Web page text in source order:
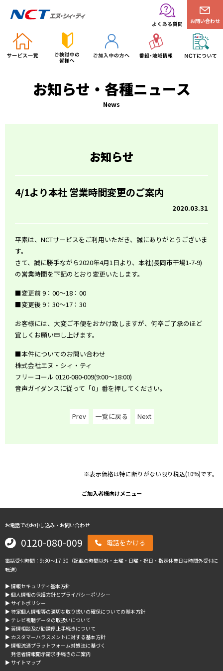
お問い合わせ
お知らせ・各種ニュース
News
お知らせ
4/1より本社 営業時間変更のご案内
2020.03.31
平素は、NCTサービスをご利用いただき、誠にありがとうございま
す。
さて、誠に勝手ながら2020年4月1日より、本社(長岡市干場1-7-9)
の営業時間を下記のとおり変更いたします。
■変更前 9：00～18：00
■変更後 9：30～17：30
お客様には、大変ご不便をおかけ致しますが、何卒ご了承のほど
宜しくお願い申し上げます。
■本件についてのお問い合わせ
株式会社エヌ・シィ・ティ
フリーコール 0120-080-009(9:00～18:00)
音声ガイダンスに従って「0」番を押してください。
Prev 一覧に戻る Next
※表示価格は特に断りがない限り税込(10%)です。
ご加入者様向けメニュー
お電話でのお申し込み・お問い合わせ
0120-080-009 電話をかける
電話受付時間：9:30～17:30（記載の時間以外・土曜・日曜・祝日・指定休業日は時間外受付に
転送）
▶︎ 情報セキュリティ基本方針
▶︎ 個人情報の保護方針とプライバシーポリシー
▶︎ サイトポリシー
▶︎ 特定個人情報等の適切な取り扱いの確保についての基本方針
▶︎ テレビ視聴データの取扱いについて
▶︎ 苦情相談及び勧誘停止手続きについて
▶︎ カスタマーハラスメントに対する基本方針
▶︎ 情報流通プラットフォーム対処法に基づく
発信者情報開示請求手続きのご案内
▶︎ サイトマップ